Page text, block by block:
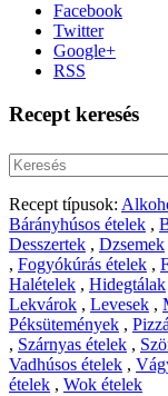
Facebook
Twitter
Google+
RSS
Recept keresés
Recept típusok:
Bárányhúsos ételek ,
Desszertek , Dzsemek
, Fogyókúrás ételek ,
Halételek , Hidegtálak
Lekvárok , Levesek ,
Péksütemények ,
, Szárnyas ételek ,
Vadhúsos ételek ,
ételek , Wok ételek